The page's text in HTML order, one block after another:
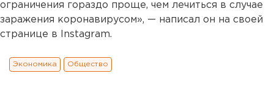
ограничения гораздо проще, чем лечиться в случае
заражения коронавирусом», — написал он на своей
странице в Instagram.
Экономика Общество